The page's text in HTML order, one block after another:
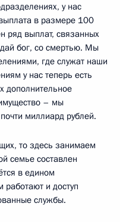
у нас
в размере 100
ряд выплат, связанных
бог, со смертью. Мы
где служат наши
у нас теперь есть
дополнительное
– мы
миллиард рублей.
то здесь занимаем
семье составлен
в едином
и доступ
службы.